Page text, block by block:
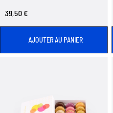
39,50 €
AJOUTER AU PANIER